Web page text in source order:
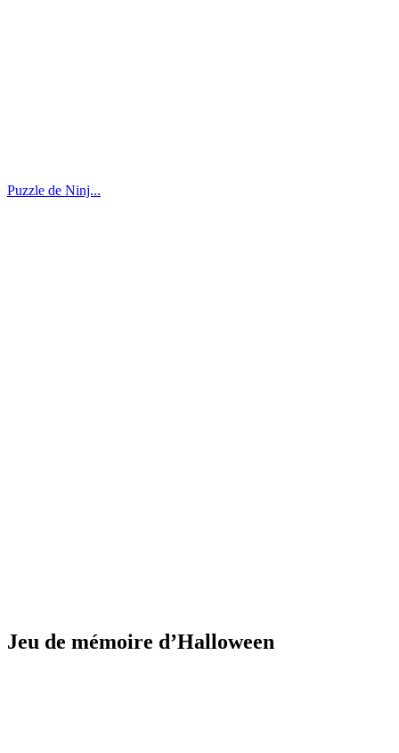
Puzzle de Ninj...
Jeu de mémoire d’Halloween